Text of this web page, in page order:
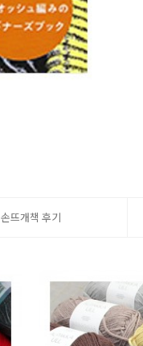
손뜨개책 후기